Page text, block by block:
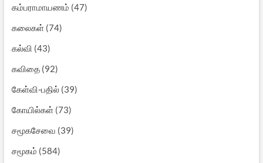
கம்பராமாயணம் (47)
கலைகள்(74)
கல்வி (43)
கவிதை(92)
கேள்வி-பதில்(39)
கோயில்கள்(73)
சமூகசேவை (39)
சமூகம் (584)